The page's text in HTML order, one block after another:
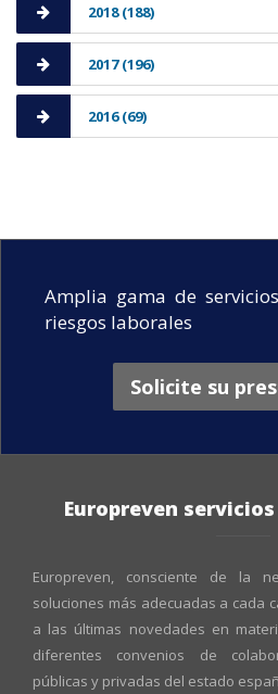
2018 (188)
2017 (196)
2016 (69)
Amplia gama de
riesgos laborales
Solicite su
Europreven
Europreven, consciente de la
soluciones más adecuadas a cada
a las últimas novedades en
diferentes convenios de
públicas y privadas del estado